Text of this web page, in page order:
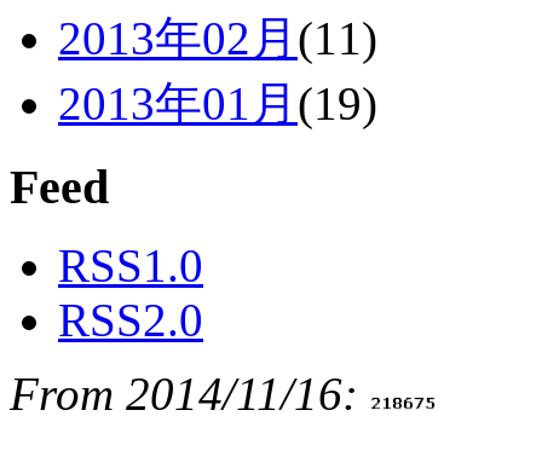
2013年02月 (11)
2013年01月 (19)
Feed
RSS1.0
RSS2.0
From 2014/11/16: